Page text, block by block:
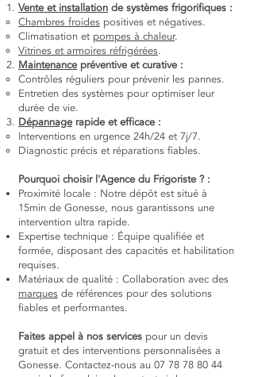
Vente et installation de systèmes frigorifiques :
Chambres froides positives et négatives.
Climatisation et pompes à chaleur.
Vitrines et armoires réfrigérées.
Maintenance préventive et curative :
Contrôles réguliers pour prévenir les pannes.
Entretien des systèmes pour optimiser leur
durée de vie.
Dépannage rapide et efficace :
Interventions en urgence 24h/24 et 7j/7.
Diagnostic précis et réparations fiables.
Pourquoi choisir l'Agence du Frigoriste ? :
Proximité locale : Notre dépôt est situé à
15min de Gonesse, nous garantissons une
intervention ultra rapide.
Expertise technique : Équipe qualifiée et
formée, disposant des capacités et habilitation
requises.
Matériaux de qualité : Collaboration avec des
marques de références pour des solutions
fiables et performantes.
Faites appel à nos services pour un devis
gratuit et des interventions personnalisées a
Gonesse. Contactez-nous au 07 78 78 80 44